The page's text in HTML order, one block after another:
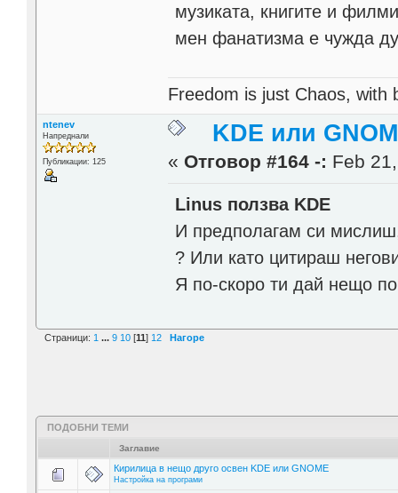
музиката, книгите и
мен фанатизма е чужда
Freedom is just Chaos, with
ntenev
Напреднали
Публикации: 125
KDE или
« Отговор #164 -: Feb
Linus ползва KDE
И предполагам си
? Или като цитираш
Я по-скоро ти дай нещо
Страници: 1 ... 9 10 [11] 12 Нагоре
ПОДОБНИ ТЕМИ
Заглавие
Кирилица в нещо друго освен KDE или GNOME
Настройка на програми